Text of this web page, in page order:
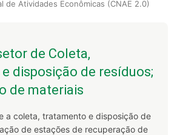
de Atividades Econômicas (CNAE 2.0)
de Coleta,
disposição de resíduos;
de materiais
a coleta, tratamento e disposição de
de estações de recuperação de